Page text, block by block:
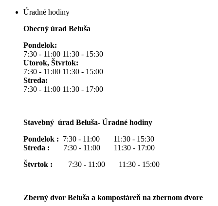
Úradné hodiny
Obecný úrad Beluša
Pondelok:
7:30 - 11:00 11:30 - 15:30
Utorok, Štvrtok:
7:30 - 11:00 11:30 - 15:00
Streda:
7:30 - 11:00 11:30 - 17:00
Stavebný úrad Beluša- Úradné hodiny
Pondelok : 7:30 - 11:00 11:30 - 15:30
Streda : 7:30 - 11:00 11:30 - 17:00
Štvrtok : 7:30 - 11:00 11:30 - 15:00
Zberný dvor Beluša a kompostáreň na zbernom dvore